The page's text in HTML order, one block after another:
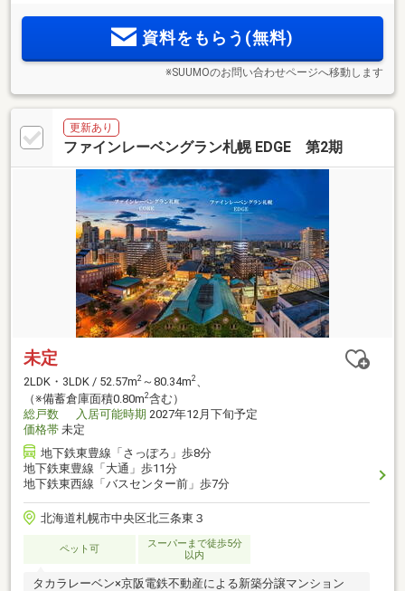
多彩なプランバリエーション。
資料をもらう(無料)
※SUUMOのお問い合わせページへ移動します
更新あり
ファインレーベングラン札幌 EDGE 第2期
未定
2LDK・3LDK / 52.57m2 ～80.34m2、
（※備蓄倉庫面積0.80m2含む）
総戸数
入居可能時期 2027年12月下旬予定
価格帯 未定
地下鉄東豊線「さっぽろ」歩8分
地下鉄東豊線「大通」歩11分
地下鉄東西線「バスセンター前」歩7分
北海道札幌市中央区北三条東３
ペット可
スーパーまで徒歩5分
以内
タカラレーベン×京阪電鉄不動産による新築分譲マンション